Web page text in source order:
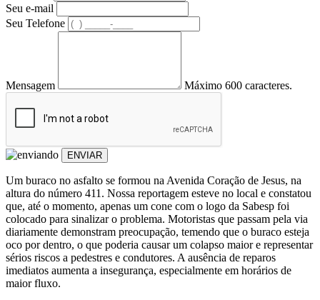
Seu e-mail
Seu Telefone
Mensagem Máximo 600 caracteres.
ENVIAR
Um buraco no asfalto se formou na Avenida Coração de Jesus, na
altura do número 411. Nossa reportagem esteve no local e constatou
que, até o momento, apenas um cone com o logo da Sabesp foi
colocado para sinalizar o problema. Motoristas que passam pela via
diariamente demonstram preocupação, temendo que o buraco esteja
oco por dentro, o que poderia causar um colapso maior e representar
sérios riscos a pedestres e condutores. A ausência de reparos
imediatos aumenta a insegurança, especialmente em horários de
maior fluxo.